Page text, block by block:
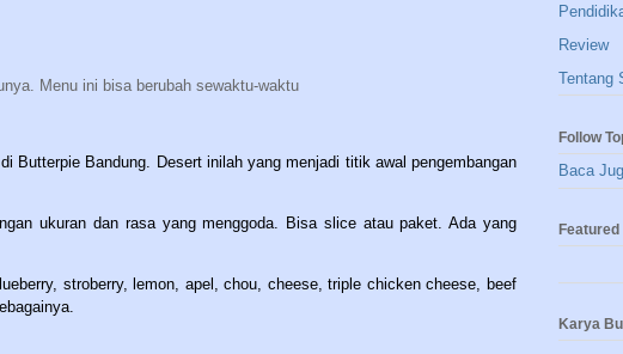
Menu ini bisa berubah sewaktu-waktu
Butterpie Bandung. Desert inilah yang menjadi titik awal pengembangan
ukuran dan rasa yang menggoda. Bisa slice atau paket. Ada yang
stroberry, lemon, apel, chou, cheese, triple chicken cheese, beef
Review
Tentang
Follow
Baca
Featured
Karya